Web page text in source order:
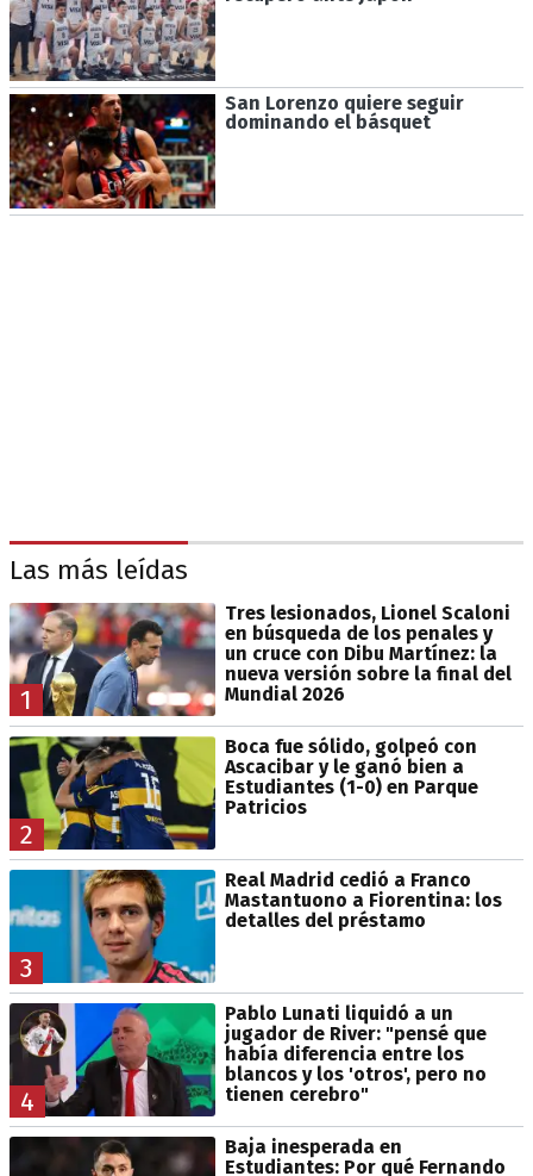
San Lorenzo quiere seguir
dominando el básquet
Las más leídas
1
Tres lesionados, Lionel Scaloni
en búsqueda de los penales y
un cruce con Dibu Martínez: la
nueva versión sobre la final del
Mundial 2026
2
Boca fue sólido, golpeó con
Ascacibar y le ganó bien a
Estudiantes (1-0) en Parque
Patricios
3
Real Madrid cedió a Franco
Mastantuono a Fiorentina: los
detalles del préstamo
4
Pablo Lunati liquidó a un
jugador de River: "pensé que
había diferencia entre los
blancos y los 'otros', pero no
tienen cerebro"
Baja inesperada en
Estudiantes: Por qué Fernando